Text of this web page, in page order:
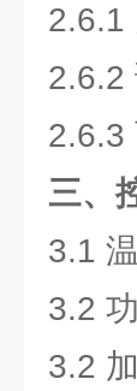
2.6.1
2.6.2
2.6.3
三、
3.1
3.2
3.2